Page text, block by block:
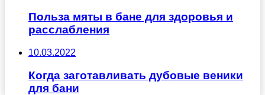
Польза мяты в бане для здоровья и
расслабления
10.03.2022
Когда заготавливать дубовые веники
для бани